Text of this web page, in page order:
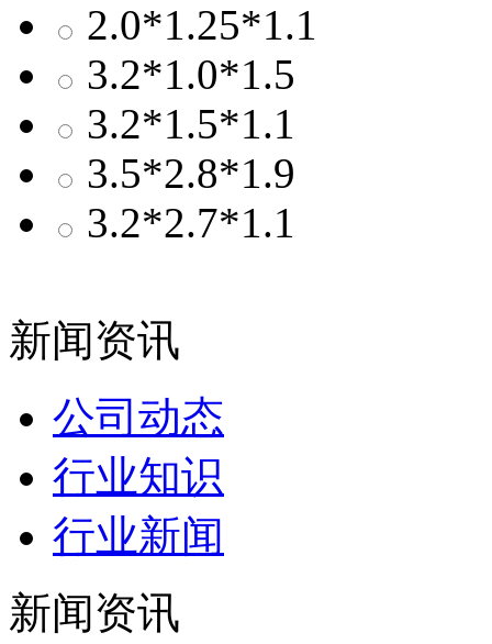
2.0*1.25*1.1
3.2*1.0*1.5
3.2*1.5*1.1
3.5*2.8*1.9
3.2*2.7*1.1
新闻资讯
公司动态
行业知识
行业新闻
新闻资讯